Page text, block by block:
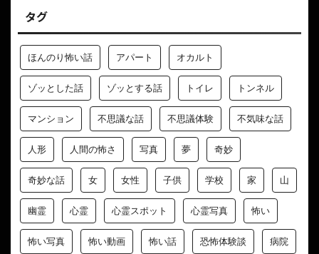
タグ
ほんのり怖い話 アパート オカルト
ゾッとした話 ゾッとする話 トイレ トンネル
マンション 不思議な話 不思議体験 不気味な話
人形 人間の怖さ 写真 夢 奇妙
奇妙な話 女 女性 子供 学校 家 山
幽霊 心霊 心霊スポット 心霊写真 怖い
怖い写真 怖い動画 怖い話 恐怖体験談 病院